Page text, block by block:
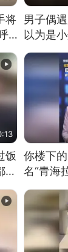
将
男子偶
以为是
燃香烟
处理
饭
没
你楼下
名“青海
面馆已